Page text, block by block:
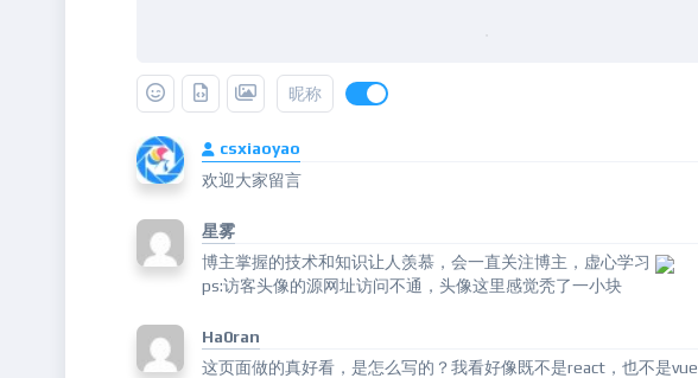
昵称
csxiaoyao
欢迎大家留言
星雾
博主掌握的技术和知识让人羡慕，会一直关注博主，虚心学习
ps:访客头像的源网址访问不通，头像这里感觉秃了一小块
Ha0ran
这页面做的真好看，是怎么写的？我看好像既不是react，也不是vue